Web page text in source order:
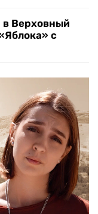
Верховный
с